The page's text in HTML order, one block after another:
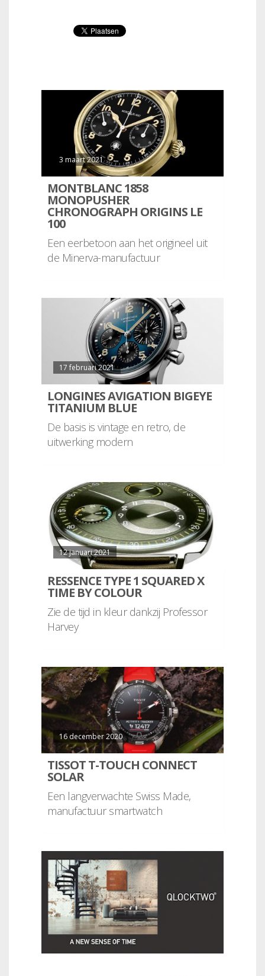
3 maart 2021
MONTBLANC 1858
MONOPUSHER
CHRONOGRAPH ORIGINS LE
100
Een eerbetoon aan het origineel uit
de Minerva-manufactuur
17 februari 2021
LONGINES AVIGATION BIGEYE
TITANIUM BLUE
De basis is vintage en retro, de
uitwerking modern
12 januari 2021
RESSENCE TYPE 1 SQUARED X
TIME BY COLOUR
Zie de tijd in kleur dankzij Professor
Harvey
16 december 2020
TISSOT T-TOUCH CONNECT
SOLAR
Een langverwachte Swiss Made,
manufactuur smartwatch